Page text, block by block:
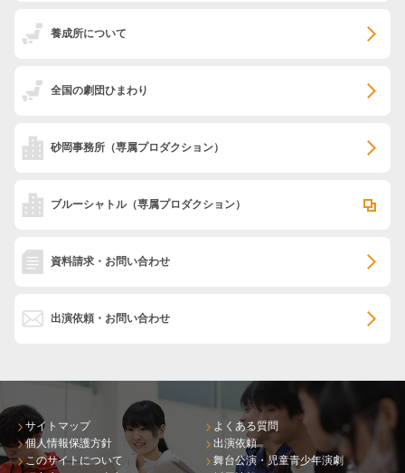
養成所について
全国の劇団ひまわり
砂岡事務所 （専属プロダクション）
ブルーシャトル（専属プロダクション）
資料請求・お問い合わせ
出演依頼・お問い合わせ
サイトマップ
個人情報保護方針
このサイトについて
よくある質問
出演依頼
舞台公演・児童青少年演劇